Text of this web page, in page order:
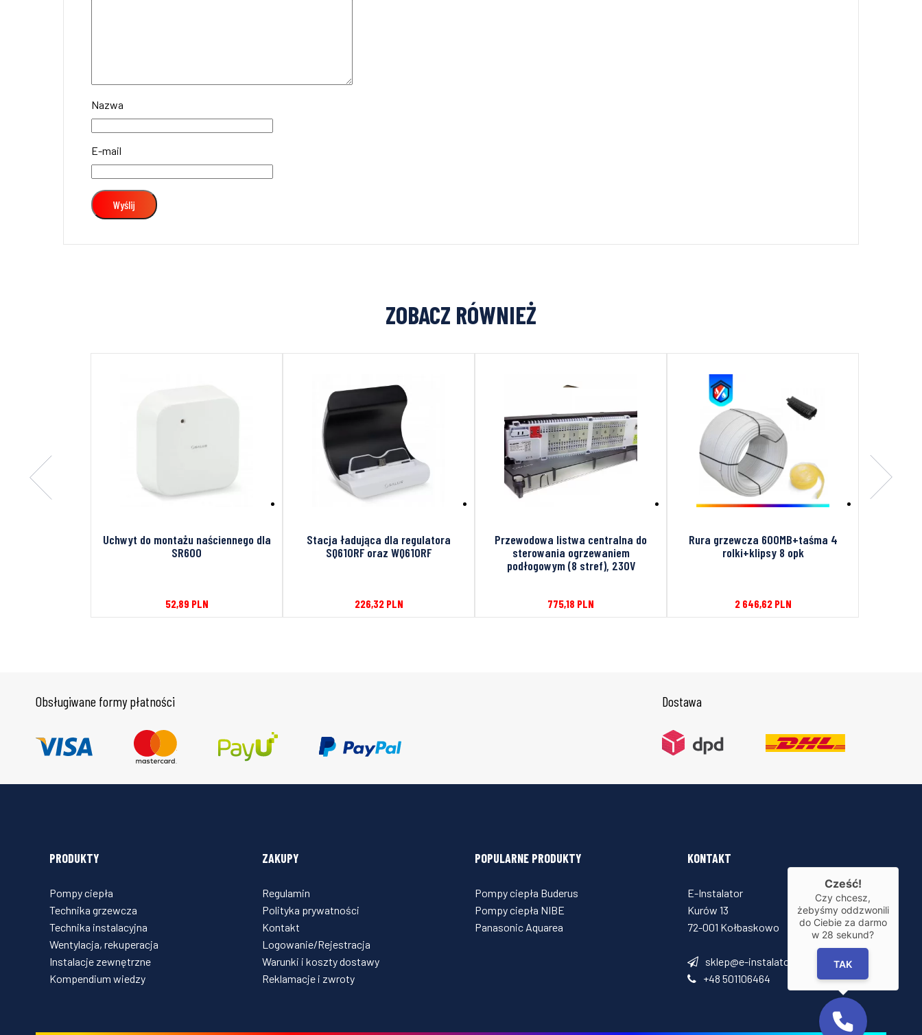
Nazwa
E-mail
ZOBACZ RÓWNIEŻ
Uchwyt do montażu naściennego dla
SR600
52,89 PLN
Stacja ładująca dla regulatora
SQ610RF oraz WQ610RF
226,32 PLN
Przewodowa listwa centralna do
sterowania ogrzewaniem
podłogowym (8 stref), 230V
775,18 PLN
Rura grzewcza 600MB+taśma 4
rolki+klipsy 8 opk
2 646,62 PLN
Obsługiwane formy płatności Dostawa
PRODUKTY
Pompy ciepła
Technika grzewcza
Technika instalacyjna
Wentylacja, rekuperacja
Instalacje zewnętrzne
Kompendium wiedzy
ZAKUPY
Regulamin
Polityka prywatności
Kontakt
Logowanie/Rejestracja
Warunki i koszty dostawy
Reklamacje i zwroty
POPULARNE PRODUKTY
Pompy ciepła Buderus
Pompy ciepła NIBE
Panasonic Aquarea
KONTAKT
E-Instalator
Kurów 13
72-001 Kołbaskowo
sklep@e-instalator.pl
+48 501106464
Cześć!
Czy chcesz,
żebyśmy oddzwonili
do Ciebie za darmo
w 28 sekund?
TAK